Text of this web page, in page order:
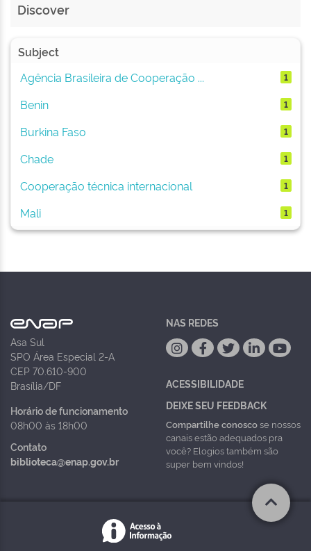
Discover
Subject
Agência Brasileira de Cooperação ...
1
Benin 1
Burkina Faso 1
Chade 1
Cooperação técnica internacional 1
Mali 1
Asa Sul
SPO Área Especial 2-A
CEP 70.610-900
Brasília/DF
Horário de funcionamento
08h00 às 18h00
Contato
biblioteca@enap.gov.br
NAS REDES
ACESSIBILIDADE
DEIXE SEU FEEDBACK
Compartilhe conoscose nossos
canais estão adequados pra
você? Elogios também são
super bem vindos!